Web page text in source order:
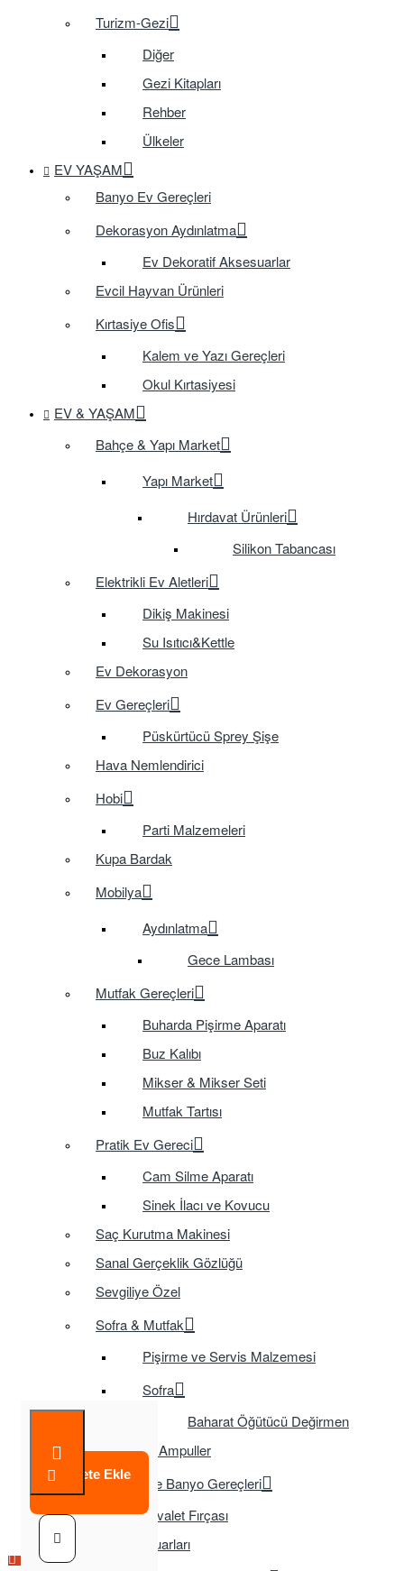
Turizm-Gezi
Diğer
Gezi Kitapları
Rehber
Ülkeler
EV YAŞAM
Banyo Ev Gereçleri
Dekorasyon Aydınlatma
Ev Dekoratif Aksesuarlar
Evcil Hayvan Ürünleri
Kırtasiye Ofis
Kalem ve Yazı Gereçleri
Okul Kırtasiyesi
EV & YAŞAM
Bahçe & Yapı Market
Yapı Market
Hırdavat Ürünleri
Silikon Tabancası
Elektrikli Ev Aletleri
Dikiş Makinesi
Su Isıtıcı&Kettle
Ev Dekorasyon
Ev Gereçleri
Püskürtücü Sprey Şişe
Hava Nemlendirici
Hobi
Parti Malzemeleri
Kupa Bardak
Mobilya
Aydınlatma
Gece Lambası
Mutfak Gereçleri
Buharda Pişirme Aparatı
Buz Kalıbı
Mikser & Mikser Seti
Mutfak Tartısı
Pratik Ev Gereci
Cam Silme Aparatı
Sinek İlacı ve Kovucu
Saç Kurutma Makinesi
Sanal Gerçeklik Gözlüğü
Sevgiliye Özel
Sofra & Mutfak
Pişirme ve Servis Malzemesi
Sofra
Baharat Öğütücü Değirmen
Tasarruflu Ampuller
Temizlik ve Banyo Gereçleri
Tuvalet Fırçası
TV Aksesuarları
Sepete Ekle
Çok Satılan Ürün
Çok Satılan Ürün
Çok Satılan Ürün
Çok Satılan Ürün
Çok Satılan Ürün
Çok Satılan Ürün